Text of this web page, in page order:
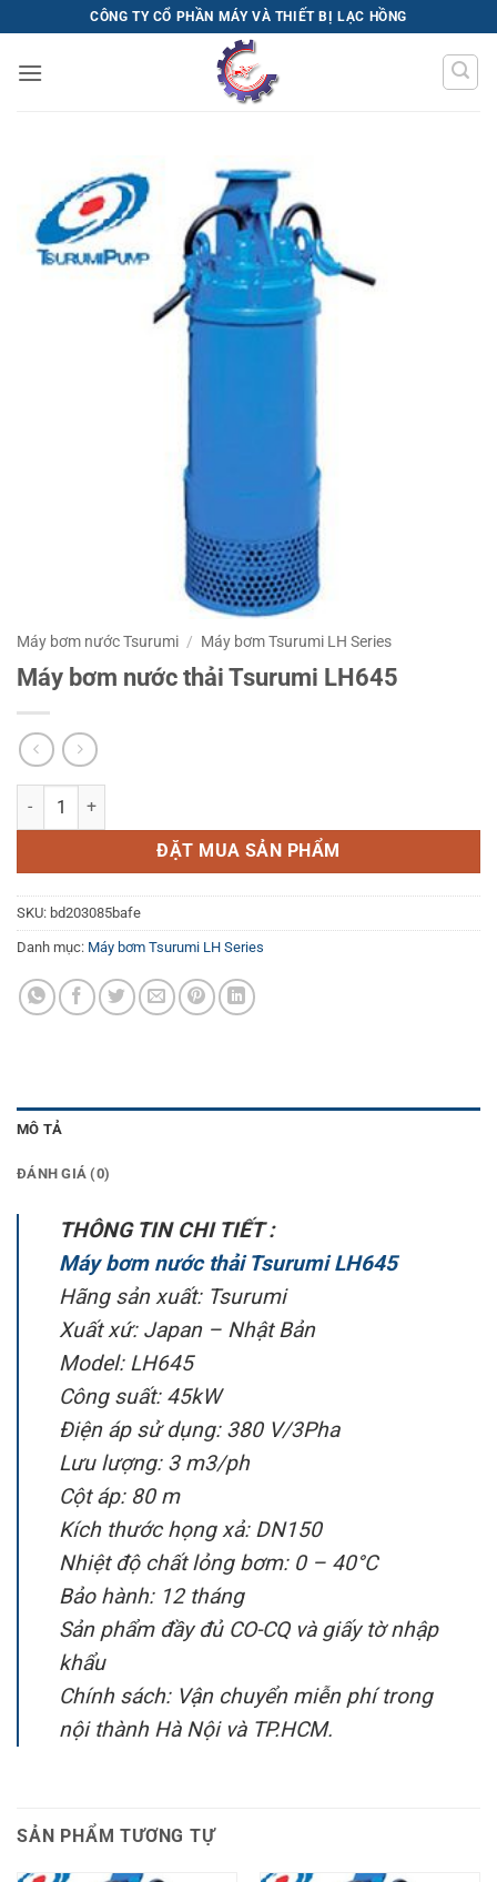
qua
nội
CÔNG TY CỔ PHẦN MÁY VÀ THIẾT BỊ LẠC HỒNG
Máy bơm nước Tsurumi / Máy bơm Tsurumi LH Series
Máy bơm nước thải Tsurumi LH645
Máy bơm nước thải Tsurumi LH645 số lượng
ĐẶT MUA SẢN PHẨM
SKU: bd203085bafe
Danh mục: Máy bơm Tsurumi LH Series
MÔ TẢ
ĐÁNH GIÁ (0)
THÔNG TIN CHI TIẾT :
Máy bơm nước thải Tsurumi LH645
Hãng sản xuất: Tsurumi
Xuất xứ: Japan – Nhật Bản
Model: LH645
Công suất: 45kW
Điện áp sử dụng: 380 V/3Pha
Lưu lượng: 3 m3/ph
Cột áp: 80 m
Kích thước họng xả: DN150
Nhiệt độ chất lỏng bơm: 0 – 40°C
Bảo hành: 12 tháng
Sản phẩm đầy đủ CO-CQ và giấy tờ nhập
khẩu
Chính sách: Vận chuyển miễn phí trong
nội thành Hà Nội và TP.HCM.
SẢN PHẨM TƯƠNG TỰ